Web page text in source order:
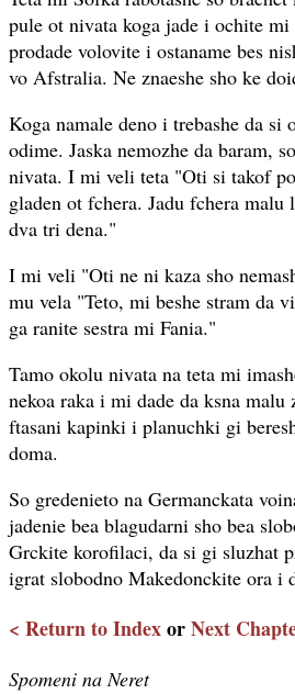
pule ot nivata koga jade i ochite
prodade volovite i ostaname bes
vo Afstralia. Ne znaeshe sho ke
Koga namale deno i trebashe da
odime. Jaska nemozhe da baram,
nivata. I mi veli teta "Oti si takof
gladen ot fchera. Jadu fchera
dva tri dena."
I mi veli "Oti ne ni kaza sho
mu vela "Teto, mi beshe stram da
ga ranite sestra mi Fania."
Tamo okolu nivata na teta mi
nekoa raka i mi dade da ksna
ftasani kapinki i planuchki gi
doma.
So gredenieto na Germanckata
jadenie bea blagudarni sho bea
Grckite korofilaci, da si gi sluzhat
igrat slobodno Makedonckite ora i
< Return to IndexorNext
Spomeni na Neret